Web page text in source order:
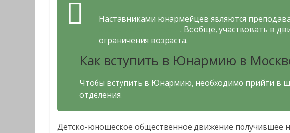
Наставниками юнармейцев являются
. Вообще, участвовать в
ограничения возраста.
Как вступить в Юнармию в
Чтобы вступить в Юнармию, необходимо прийти в
отделения.
Детско-юношеское общественное движение получившее